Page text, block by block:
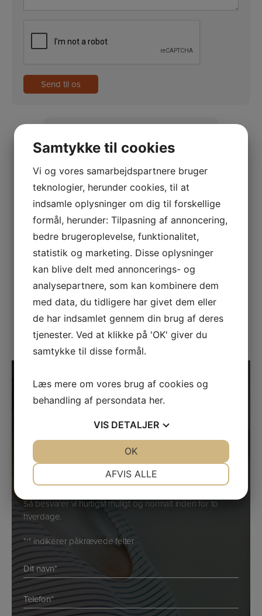
Kontakt os
Du er velkommen til at kontakte os på
telefon, eller via formularen her på siden.
Ring på +45 33 24 02 10
Send en e-mail
Showroom
Kig forbi og prøv vores Tanita vægte i vores
showroom i Søborg.
Find vej
Har du spørgsmål?
Kontakt os nu
Ring til Kasper og Kim på telefon33 24 02 10
spørgsmål til vores vægte.
Skulle vi ikke lige tage telefonen, så læg i stedet en
besked, og vi vender tilbage til dig hurtigst muligt. Du kan
også kontakte os ved at sende en e-mail eller bruge
Så besvarer vi hurtigst muligt og normalt inden for to
hverdage.
"*" indikerer påkrævede felter
Navn
*
Telefon
*
Samtykke til cookies
Vi og vores samarbejdspartnere bruger
teknologier, herunder cookies, til at
indsamle oplysninger om dig til forskellige
formål, herunder: Tilpasning af annoncering,
bedre brugeroplevelse, funktionalitet,
statistik og marketing. Disse oplysninger
kan blive delt med annoncerings- og
analysepartnere, som kan kombinere dem
med data, du tidligere har givet dem eller
de har indsamlet gennem din brug af deres
tjenester. Ved at klikke på 'OK' giver du
samtykke til disse formål.
Læs mere om vores brug af cookies og
behandling af persondata her.
VIS DETALJER
MARKETING STATISTIK
AFVIS ALLE
OK